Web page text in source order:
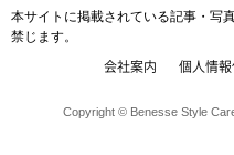
本サイトに掲載されている記事・写
禁じます。
会社案内 個人情
Copyright © Benesse Style